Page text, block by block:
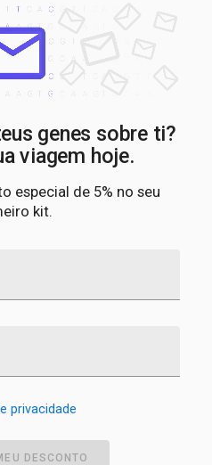
genes sobre ti?
viagem hoje.
especial de 5% no seu
kit.
privacidade
DESCONTO